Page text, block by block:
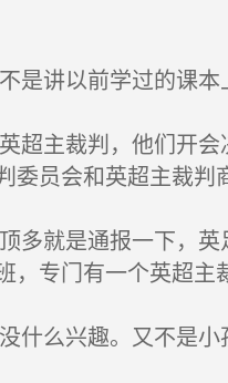
讲以前学过的课本
超主裁判，他们开
委员会和英超主裁判
多就是通报一下，
专门有一个英超主
么兴趣。又不是小